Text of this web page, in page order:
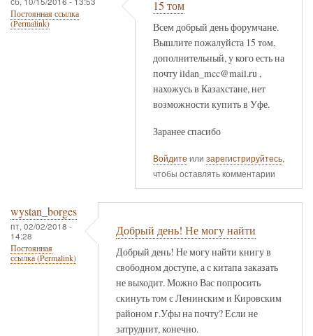
Постоянная ссылка
(Permalink)
15 том
Всем добрый день форумчане.
Вышлите пожалуйста 15 том,
дополнительный, у кого есть на
почту ildan_mcc@mail.ru ,
нахожусь в Казахстане, нет
возможности купить в Уфе.
Заранее спасибо
Войдите или зарегистрируйтесь,
чтобы оставлять комментарии
wystan_borges
пт, 02/02/2018 -
14:28
Постоянная
ссылка (Permalink)
Добрый день! Не могу найти
Добрый день! Не могу найти книгу в
свободном доступе, а с китапа заказать
не выходит. Можно Вас попросить
скинуть том с Ленинским и Кировским
районом г.Уфы на почту? Если не
затруднит, конечно.